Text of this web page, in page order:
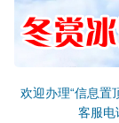
欢迎办理“信息置
客服